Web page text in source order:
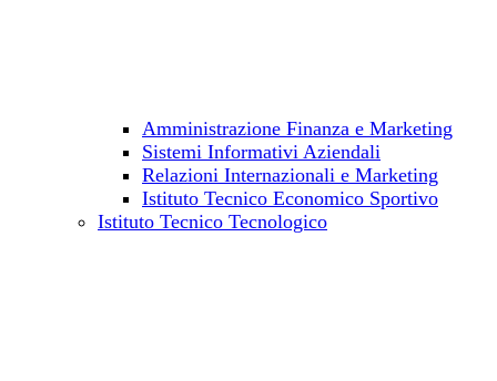
Amministrazione Finanza e Marketing
Sistemi Informativi Aziendali
Relazioni Internazionali e Marketing
Istituto Tecnico Economico Sportivo
Istituto Tecnico Tecnologico